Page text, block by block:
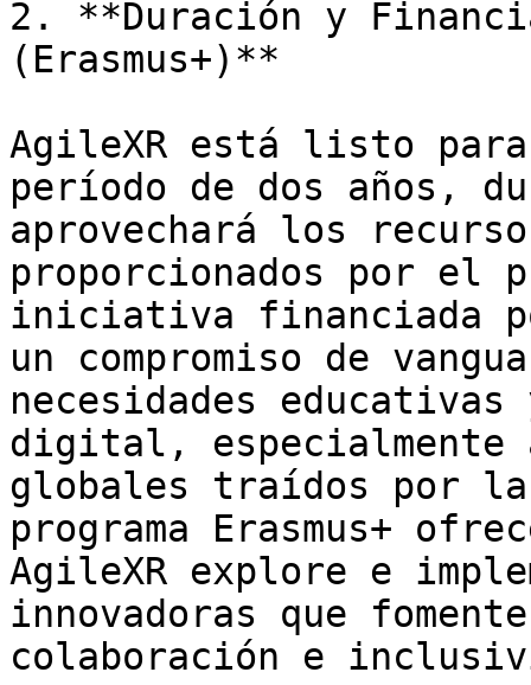
2. **Duración y
(Erasmus+)**
AgileXR está listo
período de dos años,
aprovechará los
proporcionados por el
iniciativa financiada
un compromiso de
necesidades
digital,
globales traídos por la
programa Erasmus+
AgileXR explore e
innovadoras que
colaboración e